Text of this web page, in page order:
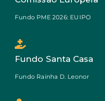
Fundo PME 2026: EUIPO
Fundo Santa Casa
Fundo Rainha D. Leonor